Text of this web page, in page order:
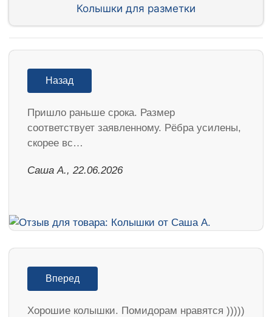
Колышки для разметки
Назад
Пришло раньше срока. Размер
соответствует заявленному. Рёбра усилены,
скорее вс…
Саша А., 22.06.2026
Вперед
Хорошие колышки. Помидорам нравятся )))))